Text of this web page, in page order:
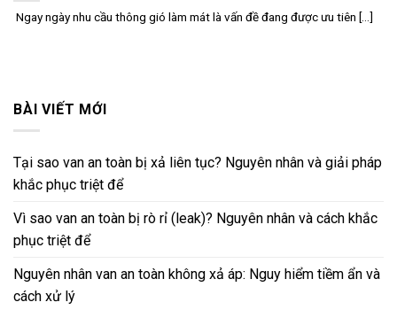
Ngay ngày nhu cầu thông gió làm mát là vấn đề đang được ưu tiên [...]
BÀI VIẾT MỚI
Tại sao van an toàn bị xả liên tục? Nguyên nhân và giải pháp
khắc phục triệt để
Vì sao van an toàn bị rò rỉ (leak)? Nguyên nhân và cách khắc
phục triệt để
Nguyên nhân van an toàn không xả áp: Nguy hiểm tiềm ẩn và
cách xử lý